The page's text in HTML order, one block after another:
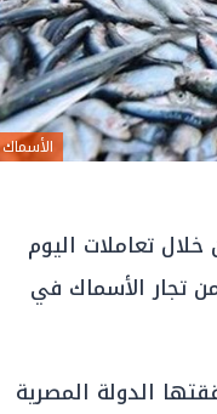
الأسماك
تعاملات اليوم
به عدد من تجار الأسماك في
الدولة المصرية